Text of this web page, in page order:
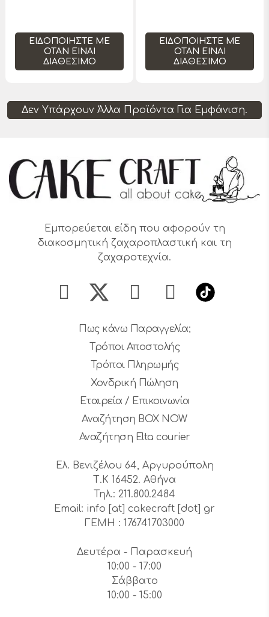
ΕΙΔΟΠΟΙΉΣΤΕ ΜΕ
ΌΤΑΝ ΕΊΝΑΙ
ΔΙΑΘΈΣΙΜΟ
ΕΙΔΟΠΟΙΉΣΤΕ ΜΕ
ΌΤΑΝ ΕΊΝΑΙ
ΔΙΑΘΈΣΙΜΟ
Δεν Υπάρχουν Άλλα Προϊόντα Για Εμφάνιση.
Εμπορεύεται είδη που αφορούν τη
διακοσμητική ζαχαροπλαστική και τη
ζαχαροτεχνία.
Πως κάνω Παραγγελία;
Τρόποι Αποστολής
Τρόποι Πληρωμής
Χονδρική Πώληση
Εταιρεία / Επικοινωνία
Αναζήτηση BOX NOW
Αναζήτηση Elta courier
Ελ. Βενιζέλου 64, Αργυρούπολη
Τ.Κ 16452. Αθήνα
Τηλ.: 211.800.2484
Email: info [at] cakecraft [dot] gr
ΓΕΜΗ : 176741703000
Δευτέρα - Παρασκευή
10:00 - 17:00
Σάββατο
10:00 - 15:00